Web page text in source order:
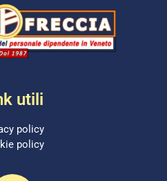
utili
policy
policy